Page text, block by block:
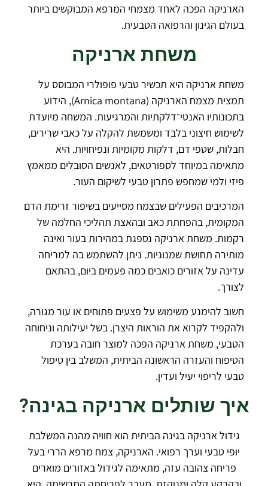
הארניקה הפכה לאחד מצמחי המרפא המבוקשים ביותר
בעולם הגינון והרפואה הטבעית.
משחת ארניקה
משחת ארניקה היא תכשיר טבעי פופולרי המבוסס על
תמצית מצמח הארניקה (Arnica montana), הידוע
בתכונותיו האנטי־דלקתיות והמרגיעות. המשחה מיועדת
לשימוש חיצוני בלבד ומשמשת להקלה על כאבי שרירים,
חבלות, שטפי דם, דלקות מקומיות ונפיחויות. היא
מתאימה במיוחד לספורטאים, לאנשים הסובלים ממאמץ
פיזי ולמי שמחפש פתרון טבעי לשיקום העור.
המרכיבים הפעילים שבצמח מסייעים בשיפור זרימת הדם
המקומית, בהפחתת כאב ובהאצת תהליכי החלמה של
רקמות. משחת ארניקה נספגת במהירות בעור ואינה
מותירה תחושת שמנוניות. ניתן להשתמש בה למריחה
עדינה על אזורים כואבים כמה פעמים ביום, בהתאם
לצורך.
חשוב להימנע משימוש על פצעים פתוחים או עור מגורה,
ולהקפיד לקרוא את הוראות היצרן. בשל יעילותה וניחוחה
הטבעי, משחת ארניקה הפכה למוצר חובה בערכת
הטיפוח והעזרה הראשונה הביתית, המשלב בין טיפול
טבעי לריפוי יעיל ועדין.
איך שותלים ארניקה בגינה?
גידול ארניקה בגינה הביתית הוא חוויה מהנה המשלבת
יופי טבעי וערך רפואי. הארניקה, צמח מרפא הררי בעל
פריחה צהובה עזה, מתאימה לגידול באזורים מוארים